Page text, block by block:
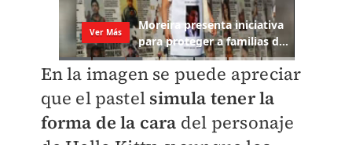
En la imagen se puede apreciar
que el pastel simula tener la
forma de la cara del personaje